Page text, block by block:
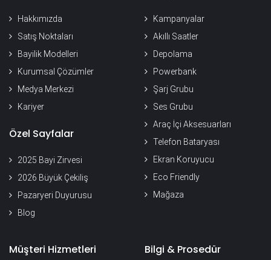
Hakkımızda
Satış Noktaları
Bayilik Modelleri
Kurumsal Çözümler
Medya Merkezi
Kariyer
Özel Sayfalar
2025 Bayi Zirvesi
2026 Büyük Çekiliş
Pazaryeri Duyurusu
Blog
Kampanyalar
Akıllı Saatler
Depolama
Powerbank
Şarj Grubu
Ses Grubu
Araç İçi Aksesuarları
Telefon Bataryası
Ekran Koruyucu
Eco Friendly
Mağaza
Müşteri Hizmetleri Bilgi & Prosedür